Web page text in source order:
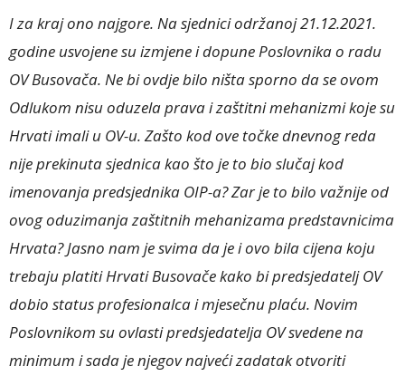
I za kraj ono najgore. Na sjednici održanoj 21.12.2021.
godine usvojene su izmjene i dopune Poslovnika o radu
OV Busovača. Ne bi ovdje bilo ništa sporno da se ovom
Odlukom nisu oduzela prava i zaštitni mehanizmi koje su
Hrvati imali u OV-u. Zašto kod ove točke dnevnog reda
nije prekinuta sjednica kao što je to bio slučaj kod
imenovanja predsjednika OIP-a? Zar je to bilo važnije od
ovog oduzimanja zaštitnih mehanizama predstavnicima
Hrvata? Jasno nam je svima da je i ovo bila cijena koju
trebaju platiti Hrvati Busovače kako bi predsjedatelj OV
dobio status profesionalca i mjesečnu plaću. Novim
Poslovnikom su ovlasti predsjedatelja OV svedene na
minimum i sada je njegov najveći zadatak otvoriti